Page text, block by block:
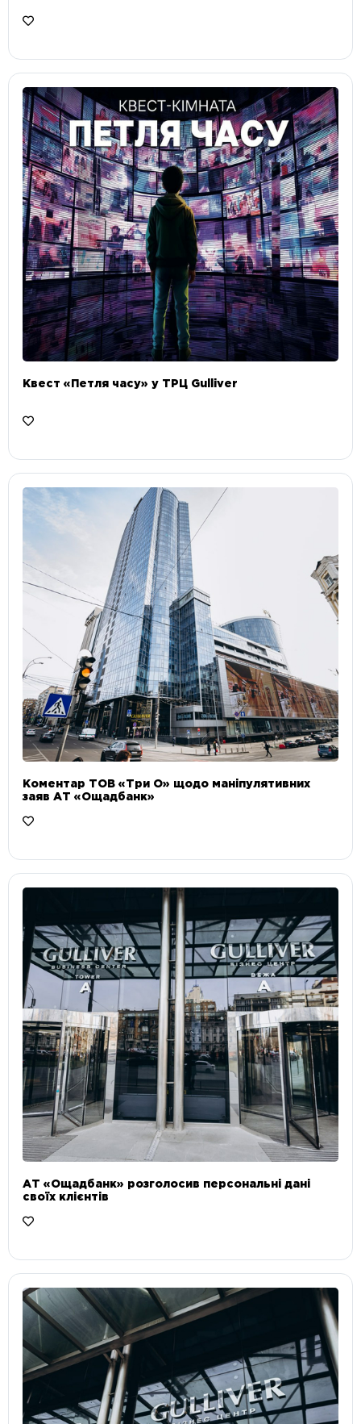
Квест «Петля часу» у ТРЦ Gulliver
Коментар ТОВ «Три О» щодо маніпулятивних
заяв АТ «Ощадбанк»
АТ «Ощадбанк» розголосив персональні дані
своїх клієнтів